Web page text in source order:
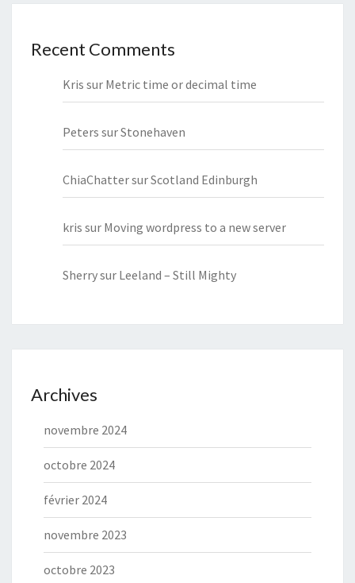
Recent Comments
Kris sur Metric time or decimal time
Peters surStonehaven
ChiaChattersurScotland Edinburgh
kris sur Moving wordpress to a new server
Sherrysur Leeland – Still Mighty
Archives
novembre 2024
octobre 2024
février 2024
novembre 2023
octobre 2023